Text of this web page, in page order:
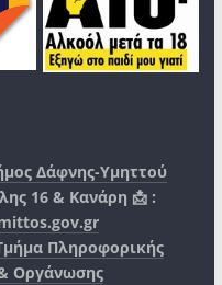
Δάφνης-Υμηττού
16 & Κανάρη 📩 :
Πληροφορικής
Οργάνωσης